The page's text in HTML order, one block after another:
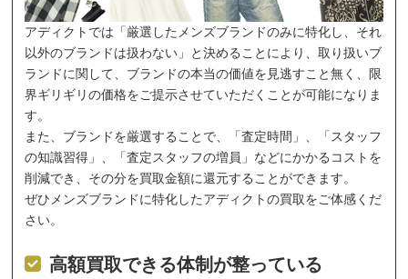
アディクトでは「厳選したメンズブランドのみに特化し、それ
以外のブランドは扱わない」と決めることにより、取り扱いブ
ランドに関して、ブランドの本当の価値を見逃すこと無く、限
界ギリギリの価格をご提示させていただくことが可能になりま
す。
また、ブランドを厳選することで、「査定時間」、「スタッフ
の知識習得」、「査定スタッフの増員」などにかかるコストを
削減でき、その分を買取金額に還元することができます。
ぜひメンズブランドに特化したアディクトの買取をご体感くだ
さい。
高額買取できる体制が整っている